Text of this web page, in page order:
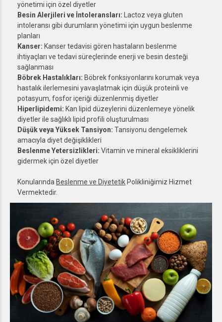
yönetimi için özel diyetler
Besin Alerjileri ve İntoleransları: Lactoz veya gluten
intoleransı gibi durumların yönetimi için uygun beslenme
planları
Kanser: Kanser tedavisi gören hastaların beslenme
ihtiyaçları ve tedavi süreçlerinde enerji ve besin desteği
sağlanması
Böbrek Hastalıkları: Böbrek fonksiyonlarını korumak veya
hastalık ilerlemesini yavaşlatmak için düşük proteinli ve
potasyum, fosfor içeriği düzenlenmiş diyetler
Hiperlipidemi: Kan lipid düzeylerini düzenlemeye yönelik
diyetler ile sağlıklı lipid profili oluşturulması
Düşük veya Yüksek Tansiyon: Tansiyonu dengelemek
amacıyla diyet değişiklikleri
Beslenme Yetersizlikleri: Vitamin ve mineral eksikliklerini
gidermek için özel diyetler
Konularında Beslenme ve Diyetetik Polikliniğimiz Hizmet
Vermektedir.